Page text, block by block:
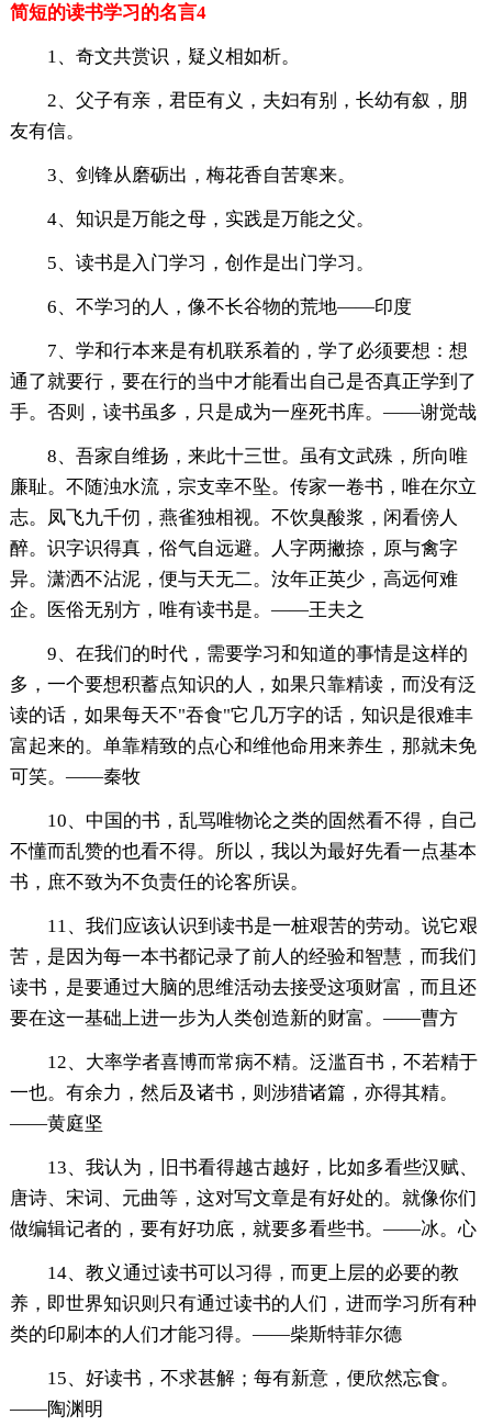
简短的读书学习的名言4
1、奇文共赏识，疑义相如析。
2、父子有亲，君臣有义，夫妇有别，长幼有叙，朋
友有信。
3、剑锋从磨砺出，梅花香自苦寒来。
4、知识是万能之母，实践是万能之父。
5、读书是入门学习，创作是出门学习。
6、不学习的人，像不长谷物的荒地——印度
7、学和行本来是有机联系着的，学了必须要想：想
通了就要行，要在行的当中才能看出自己是否真正学到了
手。否则，读书虽多，只是成为一座死书库。——谢觉哉
8、吾家自维扬，来此十三世。虽有文武殊，所向唯
廉耻。不随浊水流，宗支幸不坠。传家一卷书，唯在尔立
志。凤飞九千仞，燕雀独相视。不饮臭酸浆，闲看傍人
醉。识字识得真，俗气自远避。人字两撇捺，原与禽字
异。潇洒不沾泥，便与天无二。汝年正英少，高远何难
企。医俗无别方，唯有读书是。——王夫之
9、在我们的时代，需要学习和知道的事情是这样的
多，一个要想积蓄点知识的人，如果只靠精读，而没有泛
读的话，如果每天不"吞食"它几万字的话，知识是很难丰
富起来的。单靠精致的点心和维他命用来养生，那就未免
可笑。——秦牧
10、中国的书，乱骂唯物论之类的固然看不得，自己
不懂而乱赞的也看不得。所以，我以为最好先看一点基本
书，庶不致为不负责任的论客所误。
11、我们应该认识到读书是一桩艰苦的劳动。说它艰
苦，是因为每一本书都记录了前人的经验和智慧，而我们
读书，是要通过大脑的思维活动去接受这项财富，而且还
要在这一基础上进一步为人类创造新的财富。——曹方
12、大率学者喜博而常病不精。泛滥百书，不若精于
一也。有余力，然后及诸书，则涉猎诸篇，亦得其精。
——黄庭坚
13、我认为，旧书看得越古越好，比如多看些汉赋、
唐诗、宋词、元曲等，这对写文章是有好处的。就像你们
做编辑记者的，要有好功底，就要多看些书。——冰。心
14、教义通过读书可以习得，而更上层的必要的教
养，即世界知识则只有通过读书的人们，进而学习所有种
类的印刷本的人们才能习得。——柴斯特菲尔德
15、好读书，不求甚解；每有新意，便欣然忘食。
——陶渊明